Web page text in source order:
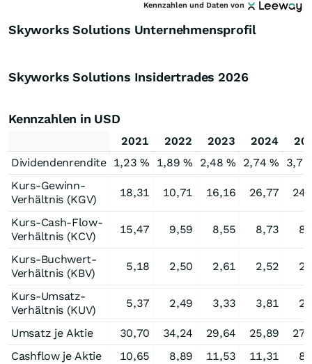
Kennzahlen und Daten von
Skyworks Solutions Unternehmensprofil
Skyworks Solutions Insidertrades 2026
Kennzahlen in USD
2021 2022 2023 2024
Dividendenrendite 1,23 % 1,89 % 2,48 % 2,74 %
3,76
Kurs-Gewinn-
Verhältnis (KGV)
18,31 10,71 16,16 26,77
Kurs-Cash-Flow-
Verhältnis (KCV)
15,47 9,59 8,55 8,73
Kurs-Buchwert-
Verhältnis (KBV)
5,18 2,50 2,61 2,52
Kurs-Umsatz-
Verhältnis (KUV)
5,37 2,49 3,33 3,81
Umsatz je Aktie 30,70 34,24 29,64 25,89
Cashflow je Aktie
10,65 8,89 11,53 11,31